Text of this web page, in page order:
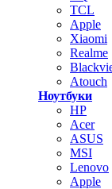
TCL
Apple
Xiaomi
Realme
Atouch
Ноутбуки
HP
Acer
ASUS
MSI
Lenovo
Apple